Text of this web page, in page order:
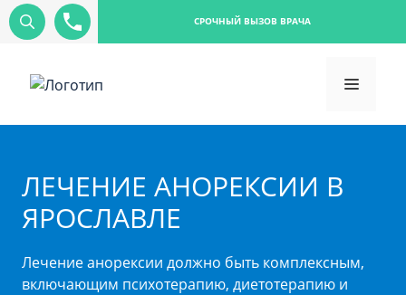
СРОЧНЫЙ ВЫЗОВ ВРАЧА
ЛЕЧЕНИЕ АНОРЕКСИИ В
ЯРОСЛАВЛЕ
Лечение анорексии должно быть комплексным,
включающим психотерапию, диетотерапию и